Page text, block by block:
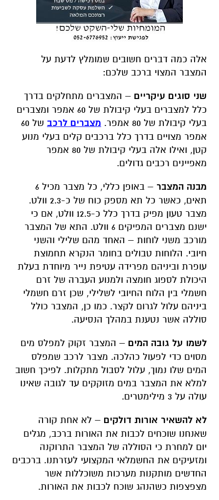
אלה כמה דברים חשובים שמומלץ לדעת על
המצבר המצוי ברכב שלכם:
שני סוגים עיקריים – המצברים מתחלקים בדרך
כלל למצברים בעלי קיבולת של 60 אמפר ומצברים
בעלי קיבולת של 80 אמפר.
מצברים לרכב
של 60
אמפר מצויים בדרך כלל ברכבים קלים בעלי מנוע
קטן, ואילו אלה בעלי קיבולת של 80 אמפר
מאפיינים רכבים גדולים.
מבנה המצבר
– באופן כללי, כל מצבר מכיל 6
תאים, כאשר כל תא מספק כוח של כ-2.3 וולט.
מצבר טעון מפיק בדרך כלל כ-12.5 וולט, אם כי
ישנם מצברים המפיקים 6 וולט. התא של המצבר
מורכב משני לוחות – האחד מהם שלילי והשני
חיובי. הלוחות טבולים בחומר הנקרא תחמוצת
עופרת וביניהם מפרידה עטיפת נייר מיוחדת בעלת
היכולת לספוג חומצה ולמנוע העברה של זרם
חשמלי בין הלוח החיובי לשלילי, שכן זרם חשמלי
ביניהם עלול לגרום לקצר. כמו כן, המצבר כולל
סוללה אשר נטענת במהלך הנסיעה.
לשמו על גובה המים – המצבר זקוק למפלס מים
מסוים כדי לפעול כהלכה. מצבר לרכב שמפלס
המים שלו נמוך, עלול לסבול מתקלות. לפיכך חשוב
למלא את המצבר במים מזוקקים עד לגובה שאינו
עולה על 3 מילימטרים.
לא להשאיר אורות דולקים – לא אחת קורה
שאנחנו שוכחים לכבות את האורות ברכב, מגלים
יום למחרת כי הסוללה של המצבר התרוקנה
ומזעיקים את החשמלאי המקצועי לעזרתנו. ברכבים
החדשים מותקנות מערכות משוכללות אשר
מצפצפות כשהנהג שוכח לכבות את האורות.